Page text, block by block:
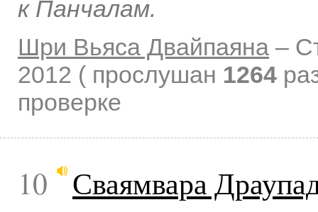
к Панчалам.
Шри Вьяса Двайпаяна –
2012 ( прослушан 1264
проверке
10 Сваямвара